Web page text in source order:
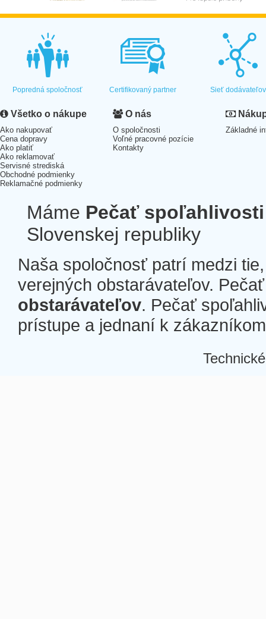
Popredná spoločnosť Certifikovaný partner Sieť dodávateľov
Všetko o nákupe
Ako nakupovať
Cena dopravy
Ako platiť
Ako reklamovať
Servisné strediská
Obchodné podmienky
Reklamačné podmienky
O nás
O spoločnosti
Voľné pracovné pozície
Kontakty
Základné
Máme Pečať spoľahlivosti
Slovenskej republiky
Naša spoločnosť patrí medzi
verejných obstarávateľov.
obstarávateľov. Pečať
prístupe a jednaní k